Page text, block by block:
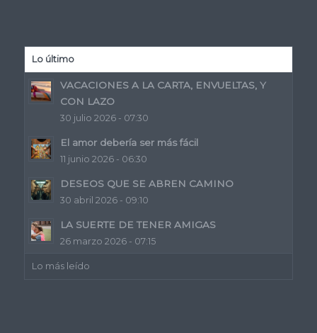
Lo último
VACACIONES A LA CARTA, ENVUELTAS, Y
CON LAZO
30 julio 2026 - 07:30
El amor debería ser más fácil
11 junio 2026 - 06:30
DESEOS QUE SE ABREN CAMINO
30 abril 2026 - 09:10
LA SUERTE DE TENER AMIGAS
26 marzo 2026 - 07:15
Lo más leído